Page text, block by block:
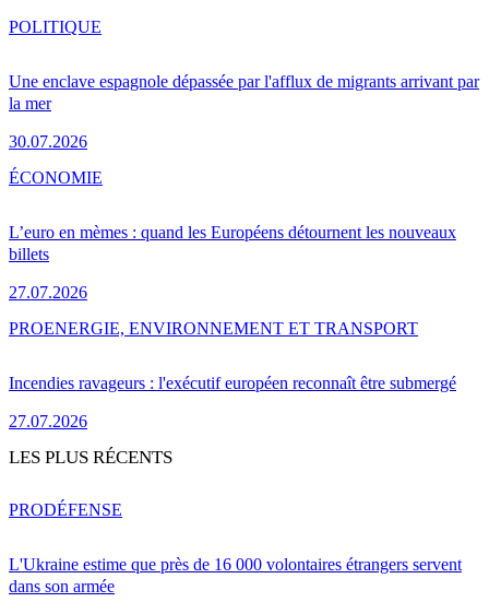
Une enclave espagnole dépassée par l'afflux de migrants arrivant par
la mer
30.07.2026
POLITIQUE
L’euro en mèmes : quand les Européens détournent les nouveaux
billets
27.07.2026
ÉCONOMIE
Incendies ravageurs : l'exécutif européen reconnaît être submergé
27.07.2026
PROENERGIE, ENVIRONNEMENT ET TRANSPORT
LES PLUS RÉCENTS
L'Ukraine estime que près de 16 000 volontaires étrangers servent
dans son armée
PRODÉFENSE